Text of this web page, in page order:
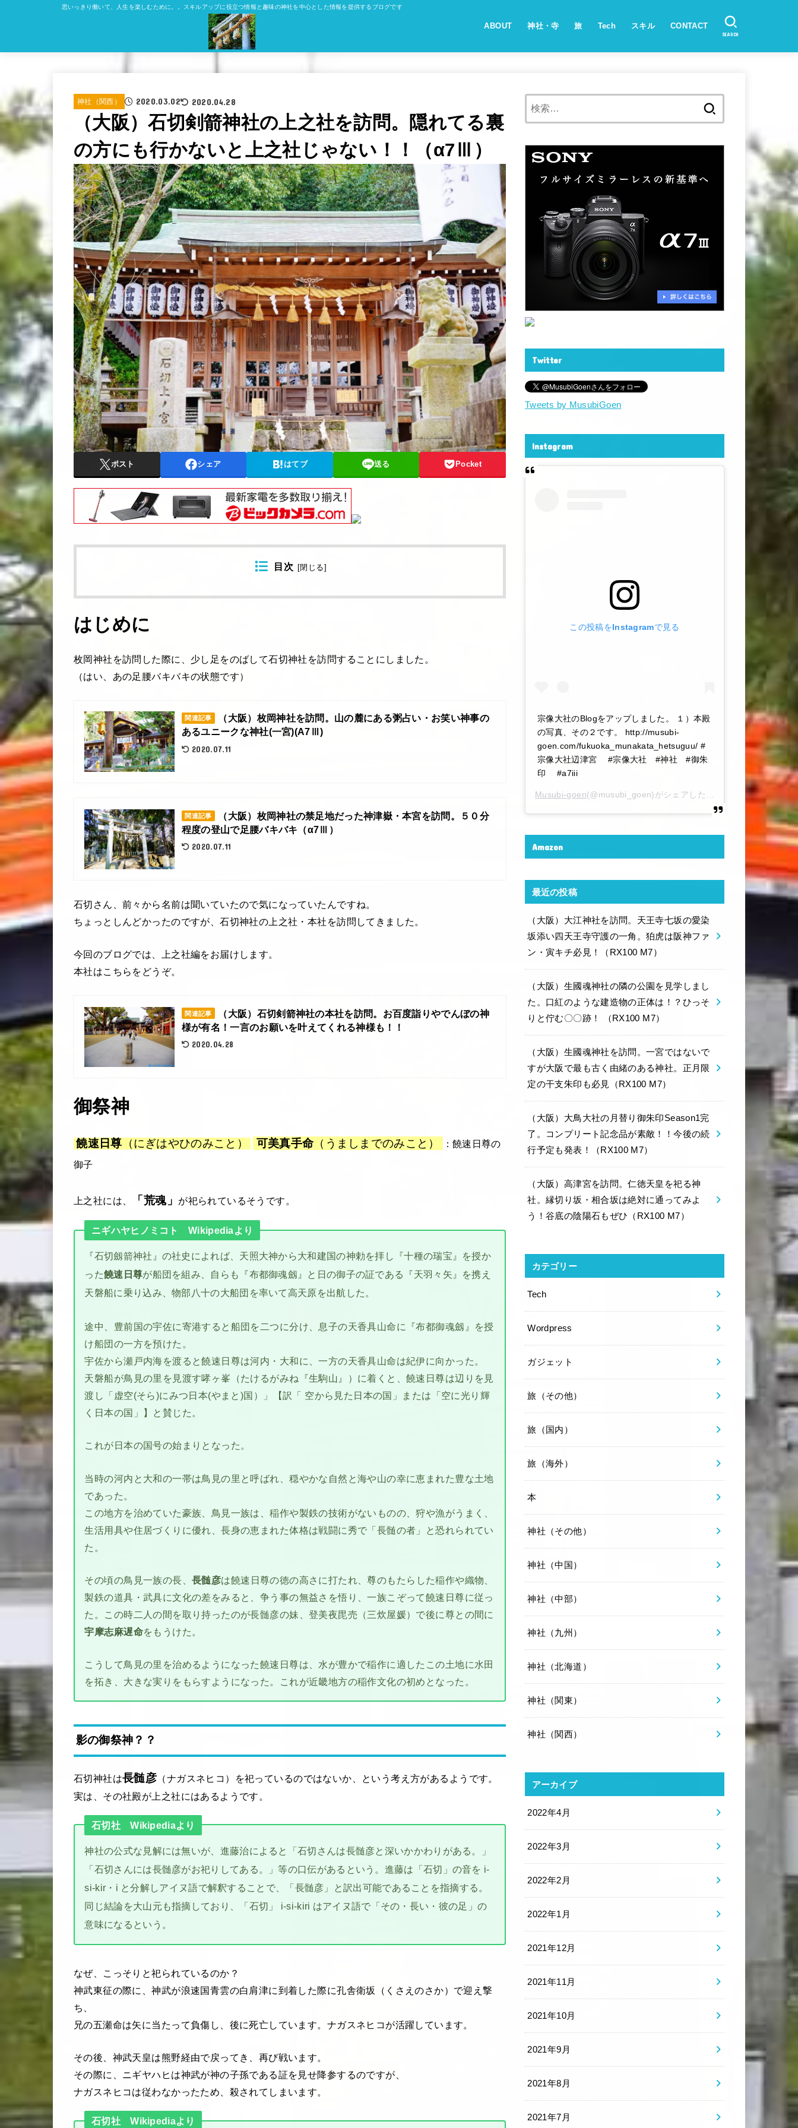
思いっきり働いて、人生を楽しむために。。スキルアップに役立つ情報と趣味の神社を中心とした情報を提供するブログです
ABOUT 神社・寺 旅 Tech スキル CONTACT
SEARCH
神社（関西） 2020.03.02 2020.04.28
（大阪）石切剣箭神社の上之社を訪問。隠れてる裏
の方にも行かないと上之社じゃない！！（α7Ⅲ）
ポスト シェア はてブ 送る Pocket
目次 閉じる
はじめに
枚岡神社を訪問した際に、少し足をのばして石切神社を訪問することにしました。
（はい、あの足腰バキバキの状態です）
関連記事
（大阪）枚岡神社を訪問。山の麓にある粥占い・お笑い神事の
あるユニークな神社(一宮)(A7Ⅲ)
2020.07.11
関連記事
（大阪）枚岡神社の禁足地だった神津嶽・本宮を訪問。５０分
程度の登山で足腰バキバキ（α7Ⅲ）
2020.07.11
石切さん、前々から名前は聞いていたので気になっていたんですね。
ちょっとしんどかったのですが、石切神社の上之社・本社を訪問してきました。
今回のブログでは、上之社編をお届けします。
本社はこちらをどうぞ。
関連記事
（大阪）石切剣箭神社の本社を訪問。お百度詣りやでんぼの神
様が有名！一言のお願いを叶えてくれる神様も！！
2020.04.28
御祭神
饒速日尊 （にぎはやひのみこと） 可美真手命 （うましまでのみこと） ：饒速日尊の
御子
上之社には、 「荒魂」 が祀られているそうです。
ニギハヤヒノミコト Wikipediaより
『石切劔箭神社』の社史によれば、天照大神から大和建国の神勅を拝し『十種の瑞宝』を授か
った饒速日尊が船団を組み、自らも『布都御魂劔』と日の御子の証である『天羽々矢』を携え
天磐船に乗り込み、物部八十の大船団を率いて高天原を出航した。
途中、豊前国の宇佐に寄港すると船団を二つに分け、息子の天香具山命に『布都御魂劔』を授
け船団の一方を預けた。
宇佐から瀬戸内海を渡ると饒速日尊は河内・大和に、一方の天香具山命は紀伊に向かった。
天磐船が鳥見の里を見渡す哮ヶ峯（たけるがみね『生駒山』）に着くと、饒速日尊は辺りを見
渡し「虚空(そら)にみつ日本(やまと)国）」【訳「 空から見た日本の国」または「空に光り輝
く日本の国」】と賛じた。
これが日本の国号の始まりとなった。
当時の河内と大和の一帯は鳥見の里と呼ばれ、穏やかな自然と海や山の幸に恵まれた豊な土地
であった。
この地方を治めていた豪族、鳥見一族は、稲作や製鉄の技術がないものの、狩や漁がうまく、
生活用具や住居づくりに優れ、長身の恵まれた体格は戦闘に秀で「長髄の者」と恐れられてい
た。
その頃の鳥見一族の長、長髄彦は饒速日尊の徳の高さに打たれ、尊のもたらした稲作や織物、
製鉄の道具・武具に文化の差をみると、争う事の無益さを悟り、一族こぞって饒速日尊に従っ
た。この時二人の間を取り持ったのが長髄彦の妹、登美夜毘売（三炊屋媛）で後に尊との間に
宇摩志麻遅命をもうけた。
こうして鳥見の里を治めるようになった饒速日尊は、水が豊かで稲作に適したこの土地に水田
を拓き、大きな実りをもらすようになった。これが近畿地方の稲作文化の初めとなった。
影の御祭神？？
石切神社は長髄彦 （ナガスネヒコ） を祀っているのではないか、という考え方があるようです。
実は、その社殿が上之社にはあるようです。
石切社 Wikipediaより
神社の公式な見解には無いが、進藤治によると「石切さんは長髄彦と深いかかわりがある。」
「石切さんには長髄彦がお祀りしてある。」等の口伝があるという。進藤は「石切」の音を i-
si-kir・i と分解しアイヌ語で解釈することで、「長髄彦」と訳出可能であることを指摘する。
同じ結論を大山元も指摘しており、「石切」 i-si-kiri はアイヌ語で「その・長い・彼の足」の
意味になるという。
なぜ、こっそりと祀られているのか？
神武東征の際に、神武が浪速国青雲の白肩津に到着した際に孔舎衛坂（くさえのさか）で迎え撃
ち、
兄の五瀬命は矢に当たって負傷し、後に死亡しています。ナガスネヒコが活躍しています。
その後、神武天皇は熊野経由で戻ってき、再び戦います。
その際に、ニギヤハヒは神武が神の子孫である証を見せ降参するのですが、
ナガスネヒコは従わなかったため、殺されてしまいます。
石切社 Wikipediaより
Twitter
Tweets by MusubiGoen
Instagram
この投稿をInstagramで見る
宗像大社のBlogをアップしました。 １）本殿
の写真、その２です。 http://musubi-
goen.com/fukuoka_munakata_hetsuguu/ #
宗像大社辺津宮 #宗像大社 #神社 #御朱
印 #a7iii
Musubi-goen(@musubi_goen)がシェアした投稿 – 2020年 6月月6
Amazon
最近の投稿
（大阪）大江神社を訪問。天王寺七坂の愛染
坂添い四天王寺守護の一角。狛虎は阪神ファ
ン・寅キチ必見！（RX100 M7）
（大阪）生國魂神社の隣の公園を見学しまし
た。口紅のような建造物の正体は！？ひっそ
りと佇む〇〇跡！ （RX100 M7）
（大阪）生國魂神社を訪問。一宮ではないで
すが大阪で最も古く由緒のある神社。正月限
定の干支朱印も必見（RX100 M7）
（大阪）大鳥大社の月替り御朱印Season1完
了。コンプリート記念品が素敵！！今後の続
行予定も発表！（RX100 M7）
（大阪）高津宮を訪問。仁徳天皇を祀る神
社。縁切り坂・相合坂は絶対に通ってみよ
う！谷底の陰陽石もぜひ（RX100 M7）
カテゴリー
Tech
Wordpress
ガジェット
旅（その他）
旅（国内）
旅（海外）
本
神社（その他）
神社（中国）
神社（中部）
神社（九州）
神社（北海道）
神社（関東）
神社（関西）
アーカイブ
2022年4月
2022年3月
2022年2月
2022年1月
2021年12月
2021年11月
2021年10月
2021年9月
2021年8月
2021年7月